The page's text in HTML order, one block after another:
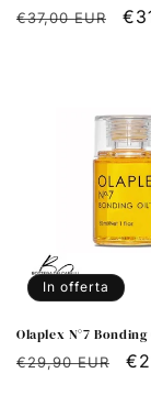
Prezzo
€37,00 EUR
In offerta
Olaplex N°7
Prezzo
€29,90 EUR